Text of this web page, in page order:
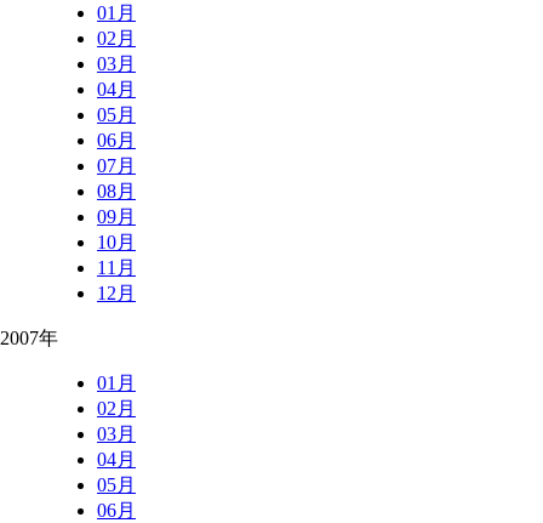
01月
02月
03月
04月
05月
06月
07月
08月
09月
10月
11月
12月
2007年
01月
02月
03月
04月
05月
06月